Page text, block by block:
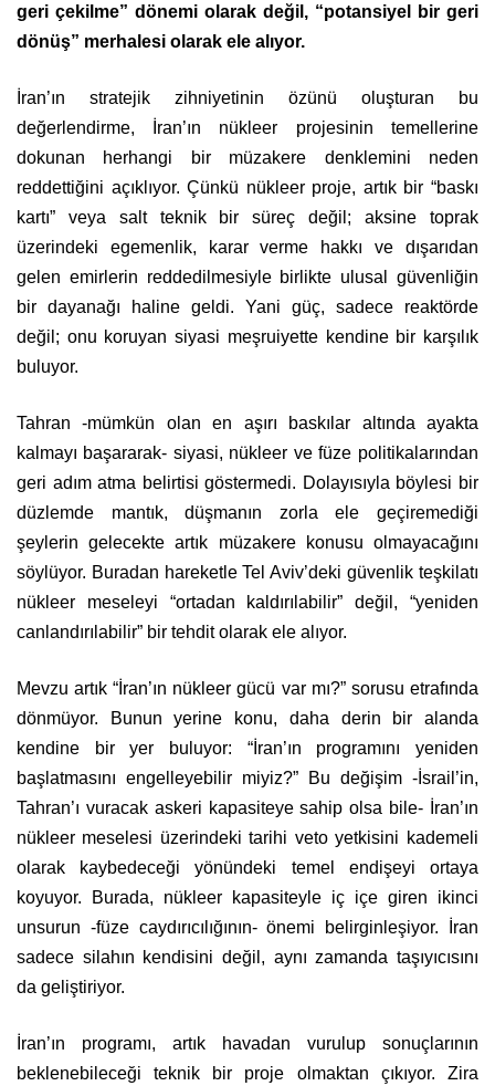
geri çekilme” dönemi olarak değil, “potansiyel bir geri
dönüş” merhalesi olarak ele alıyor.
İran’ın stratejik zihniyetinin özünü oluşturan bu
değerlendirme, İran’ın nükleer projesinin temellerine
dokunan herhangi bir müzakere denklemini neden
reddettiğini açıklıyor. Çünkü nükleer proje, artık bir “baskı
kartı” veya salt teknik bir süreç değil; aksine toprak
üzerindeki egemenlik, karar verme hakkı ve dışarıdan
gelen emirlerin reddedilmesiyle birlikte ulusal güvenliğin
bir dayanağı haline geldi. Yani güç, sadece reaktörde
değil; onu koruyan siyasi meşruiyette kendine bir karşılık
buluyor.
Tahran -mümkün olan en aşırı baskılar altında ayakta
kalmayı başararak- siyasi, nükleer ve füze politikalarından
geri adım atma belirtisi göstermedi. Dolayısıyla böylesi bir
düzlemde mantık, düşmanın zorla ele geçiremediği
şeylerin gelecekte artık müzakere konusu olmayacağını
söylüyor. Buradan hareketle Tel Aviv’deki güvenlik teşkilatı
nükleer meseleyi “ortadan kaldırılabilir” değil, “yeniden
canlandırılabilir” bir tehdit olarak ele alıyor.
Mevzu artık “İran’ın nükleer gücü var mı?” sorusu etrafında
dönmüyor. Bunun yerine konu, daha derin bir alanda
kendine bir yer buluyor: “İran’ın programını yeniden
başlatmasını engelleyebilir miyiz?” Bu değişim -İsrail’in,
Tahran’ı vuracak askeri kapasiteye sahip olsa bile- İran’ın
nükleer meselesi üzerindeki tarihi veto yetkisini kademeli
olarak kaybedeceği yönündeki temel endişeyi ortaya
koyuyor. Burada, nükleer kapasiteyle iç içe giren ikinci
unsurun -füze caydırıcılığının- önemi belirginleşiyor. İran
sadece silahın kendisini değil, aynı zamanda taşıyıcısını
da geliştiriyor.
İran’ın programı, artık havadan vurulup sonuçlarının
beklenebileceği teknik bir proje olmaktan çıkıyor. Zira